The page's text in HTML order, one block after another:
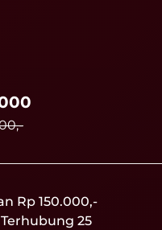
Rp 150.000,-
25